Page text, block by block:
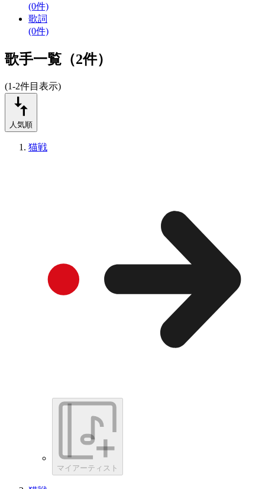
(0件)
歌詞
(0件)
歌手一覧（2件）
(1-2件目表示)
人気順
猫戦
マイアーティスト